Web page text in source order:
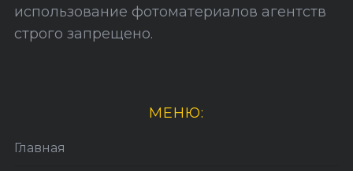
использование фотоматериалов агентств
строго запрещено.
МЕНЮ:
Главная